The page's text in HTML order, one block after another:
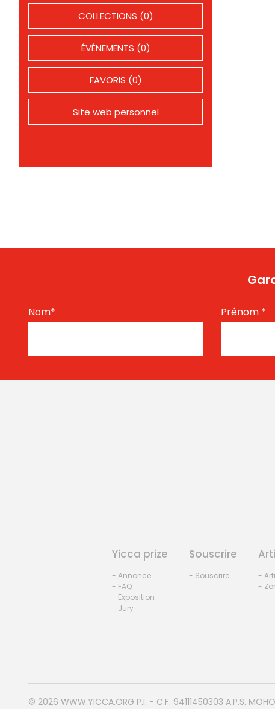
COLLECTIONS (0)
ÉVÉNEMENTS (0)
FAVORIS (0)
Site web personnel
Nom* Prénom *
Yicca prize
- Annonce
- FAQ
- Exposition
- Jury
Souscrire
- Souscrire
-
-
© 2026 WWW.YICCA.ORG P.I. - C.F. 94111450303 A.P.S. MOHO